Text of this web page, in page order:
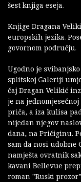
šest knjiga eseja.
Knjige Dragana
europskih jezika.
govornom području.
Ugodno je
splitskoj Galeriji
čaj Dragan Velikić
je na
priča, a iza kulisa
nijedan njegov
dana, na Pričiginu.
sam da nosi udobne
namješta ovratnik
kavani Bellevue
roman "Ruski